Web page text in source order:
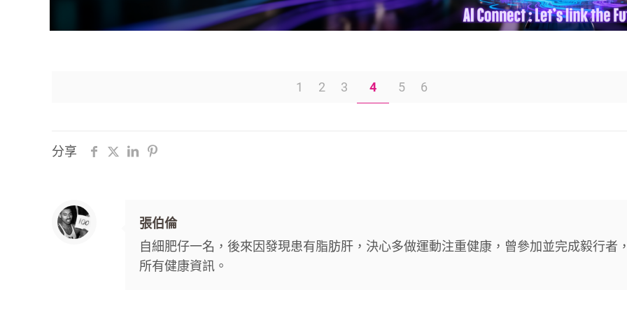
1 2 3 4 5 6
分享
張伯倫
自細肥仔一名，後來因發現患有脂肪肝，決心多做運動注重健康，曾參加並完成毅行者
所有健康資訊。